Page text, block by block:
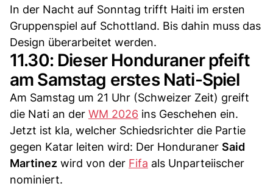
In der Nacht auf Sonntag trifft Haiti im ersten
Gruppenspiel auf Schottland. Bis dahin muss das
Design überarbeitet werden.
11.30: Dieser Honduraner pfeift
am Samstag erstes Nati-Spiel
Am Samstag um 21 Uhr (Schweizer Zeit) greift
die Nati an der WM 2026 ins Geschehen ein.
Jetzt ist kla, welcher Schiedsrichter die Partie
gegen Katar leiten wird: Der Honduraner Said
Martinez wird von der Fifa als Unparteiischer
nominiert.